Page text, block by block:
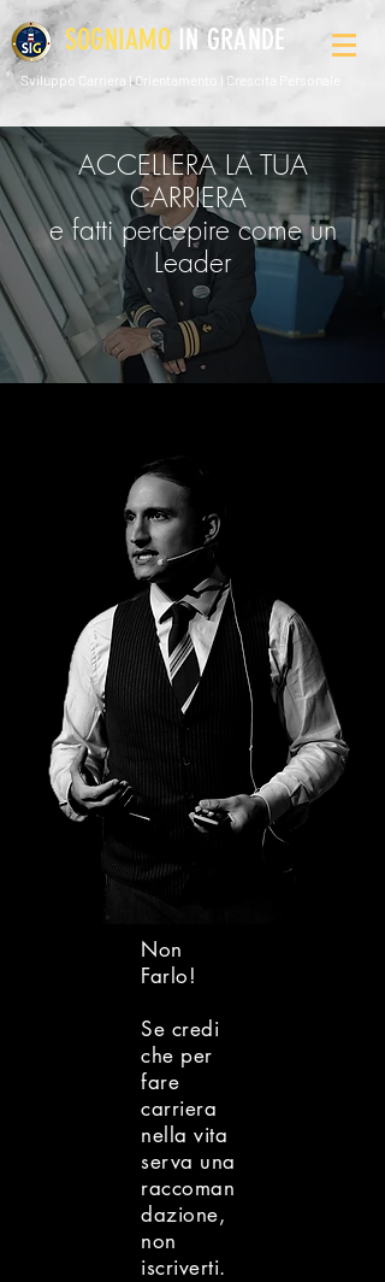
SOGNIAMOIN GRANDE
Sviluppo Carriera l Orientamento l Crescita Personale
ACCELLERA LA TUA
CARRIERA
e fatti percepire come un
Leader
Non
Farlo!
Se credi
che per
fare
carriera
nella vita
serva una
raccoman
dazione,
non
iscriverti.